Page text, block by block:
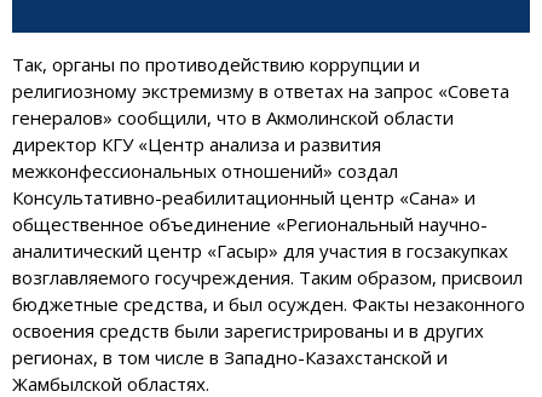
Так, органы по противодействию коррупции и
религиозному экстремизму в ответах на запрос «Совета
генералов» сообщили, что в Акмолинской области
директор КГУ «Центр анализа и развития
межконфессиональных отношений» создал
Консультативно-реабилитационный центр «Сана» и
общественное объединение «Региональный научно-
аналитический центр «Гасыр» для участия в госзакупках
возглавляемого госучреждения. Таким образом, присвоил
бюджетные средства, и был осужден. Факты незаконного
освоения средств были зарегистрированы и в других
регионах, в том числе в Западно-Казахстанской и
Жамбылской областях.